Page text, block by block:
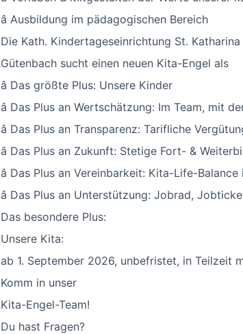
â Ausbildung im pädagogischen Bereich
Die Kath. Kindertageseinrichtung St. Katharina
Gütenbach sucht einen neuen Kita-Engel als
â Das größte Plus: Unsere Kinder
â Das Plus an Wertschätzung: Im Team, mit
â Das Plus an Transparenz: Tarifliche
â Das Plus an Zukunft: Stetige Fort- &
â Das Plus an Vereinbarkeit: Kita-Life-
â Das Plus an Unterstützung: Jobrad,
Das besondere Plus:
Unsere Kita:
ab 1. September 2026, unbefristet, in Teilzeit
Komm in unser
Kita-Engel-Team!
Du hast Fragen?